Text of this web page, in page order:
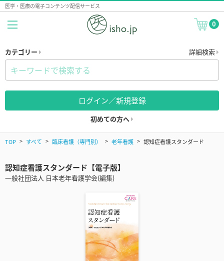
医学・医療の電子コンテンツ配信サービス
0
カテゴリー 詳細検索
ログイン／新規登録
初めての方へ
TOP すべて 臨床看護（専門別） 老年看護 認知症看護スタンダード
認知症看護スタンダード【電子版】
一般社団法人 日本老年看護学会(編集)